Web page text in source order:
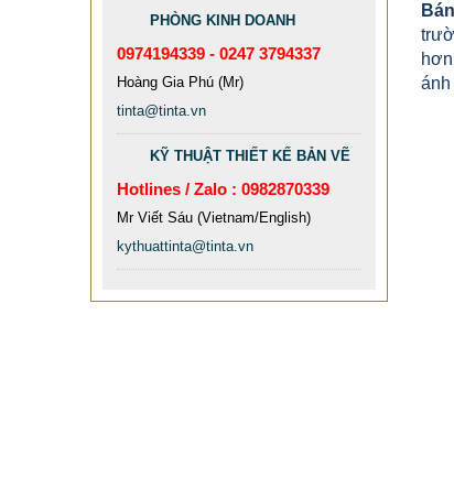
ánh
PHÒNG KINH DOANH
0974194339 - 0247 3794337
Hoàng Gia Phú (Mr)
tinta@tinta.vn
KỸ THUẬT THIẾT KẾ BẢN VẼ
Hotlines / Zalo : 0982870339
Mr Viết Sáu (Vietnam/English)
kythuattinta@tinta.vn